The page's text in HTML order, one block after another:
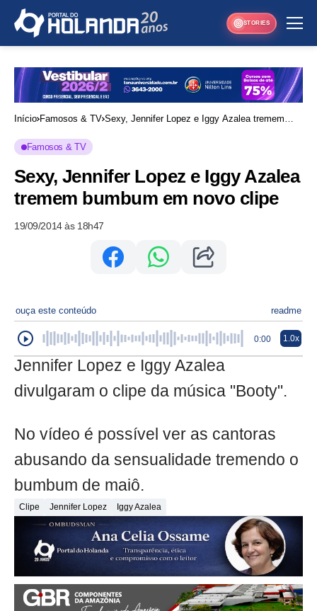
STORIES
Início Famosos & TV Sexy, Jennifer Lopez e Iggy Azalea tremem
Famosos & TV
Sexy, Jennifer Lopez e Iggy Azalea
tremem bumbum em novo clipe
19/09/2014 às 18h47
ouça este conteúdo readme
0:00 1.0x
Jennifer Lopez e Iggy Azalea
divulgaram o clipe da música "Booty".
No vídeo é possível ver as cantoras
abusando da sensualidade tremendo o
bumbum de maiô.
Clipe Jennifer Lopez Iggy Azalea